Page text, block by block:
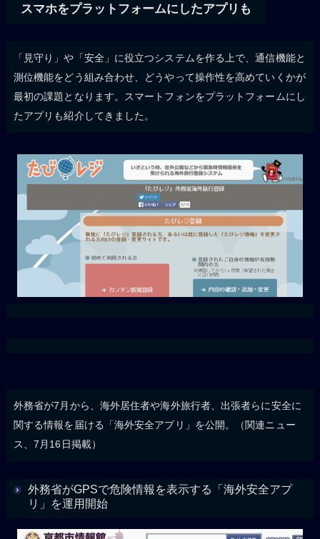
スマホをプラットフォームにしたアプリも
「見守り」や「安全」に役立つシステムを作る上で、通信機能と
測位機能をどう組み合わせ、どうやって操作性を高めていくかが
最初の課題となります。スマートフォンをプラットフォームにし
たアプリも紹介してきました。
外務省が7月から、海外居住者や海外旅行者、出張者らに安全に
関する情報を届ける「海外安全アプリ」を公開。（関連ニュー
ス、7月16日掲載）
外務省がGPSで危険情報を表示する「海外安全アプ
リ」を運用開始